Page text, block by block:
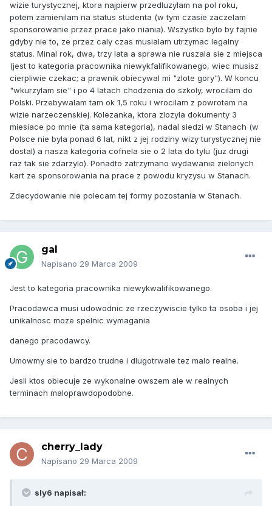
wizie turystycznej, ktora najpierw przedluzylam na pol roku,
potem zamienilam na status studenta (w tym czasie zaczelam
sponsorowanie przez prace jako niania). Wszystko bylo by fajnie
gdyby nie to, ze przez caly czas musialam utrzymac legalny
status. Minal rok, dwa, trzy lata a sprawa nie ruszala sie z miejsca
(jest to kategoria pracownika niewykfalifikowanego, wiec musisz
cierpliwie czekac; a prawnik obiecywal mi "zlote gory"). W koncu
"wkurzylam sie" i po 4 latach chodzenia do szkoly, wrocilam do
Polski. Przebywalam tam ok 1,5 roku i wrocilam z powrotem na
wizie narzeczenskiej. Kolezanka, ktora zlozyla dokumenty 3
miesiace po mnie (ta sama kategoria), nadal siedzi w Stanach (w
Polsce nie byla ponad 6 lat, nikt z jej rodziny wizy turystycznej nie
dostal) a nasza kategoria cofnela sie o 2 lata do tylu (juz drugi
raz tak sie zdarzylo). Ponadto zatrzymano wydawanie zielonych
kart ze sponsorowania na prace z powodu kryzysu w Stanach.
Zdecydowanie nie polecam tej formy pozostania w Stanach.
gal
Napisano 29 Marca 2009
Jest to kategoria pracownika niewykwalifikowanego.
Pracodawca musi udowodnic ze rzeczywiscie tylko ta osoba i jej
unikalnosc moze spelnic wymagania
danego pracodawcy.
Umowmy sie to bardzo trudne i dlugotrwale tez malo realne.
Jesli ktos obiecuje ze wykonalne owszem ale w realnych
terminach maloprawdopodobne.
cherry_lady
Napisano 29 Marca 2009
sly6 napisał: